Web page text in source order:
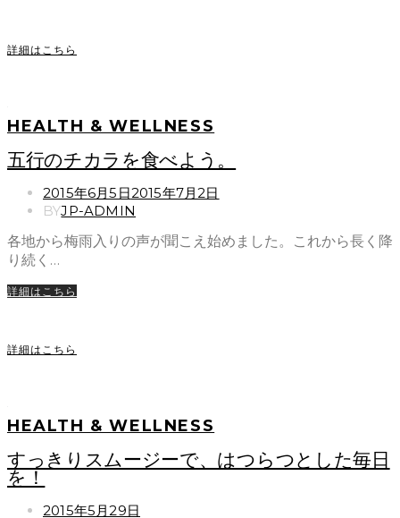
詳細はこちら
HEALTH & WELLNESS
五行のチカラを食べよう。
POSTED
ON
2015年6月5日2015年7月2日
BYJP-ADMIN
各地から梅雨入りの声が聞こえ始めました。これから長く降
り続く…
詳細はこちら
詳細はこちら
HEALTH & WELLNESS
すっきりスムージーで、はつらつとした毎日
を！
POSTED
2015年5月29日